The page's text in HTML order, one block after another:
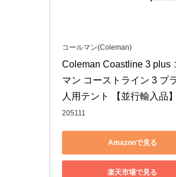
コールマン(Coleman)
Coleman Coastline 3 plus
マン コーストライン 3 プ
人用テント 【並行輸入品】
205111
Amazonで見る
楽天市場で見る